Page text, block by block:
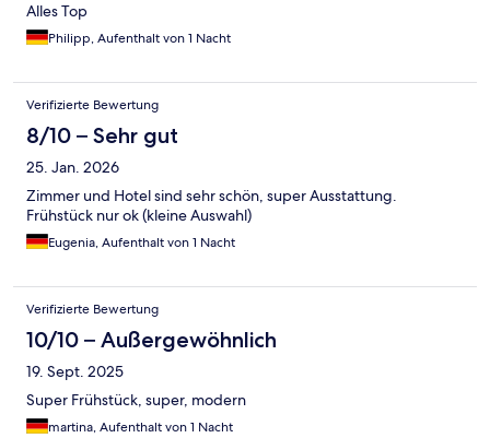
Alles Top
Philipp, Aufenthalt von 1 Nacht
Verifizierte Bewertung
8/10 – Sehr gut
25. Jan. 2026
Zimmer und Hotel sind sehr schön, super Ausstattung.
Frühstück nur ok (kleine Auswahl)
Eugenia, Aufenthalt von 1 Nacht
Verifizierte Bewertung
10/10 – Außergewöhnlich
19. Sept. 2025
Super Frühstück, super, modern
martina, Aufenthalt von 1 Nacht